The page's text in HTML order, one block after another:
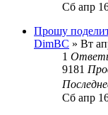
Сб апр
Прошу
DimBC » Вт
1
9181
Сб апр